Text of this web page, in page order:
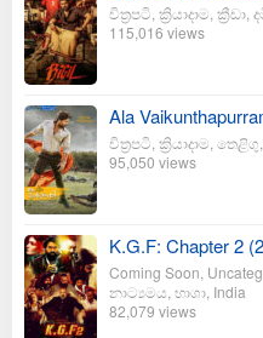
චිත්‍රපටි ක්‍රියාදාම ක්‍රීඩා
115,016 views
Ala
චිත්‍රපටි ක්‍රියාදාම තෙළිගු
95,050 views
K.G.F: Chapter 2
Coming Soon
නාට්‍යමය භාශා India
82,079 views